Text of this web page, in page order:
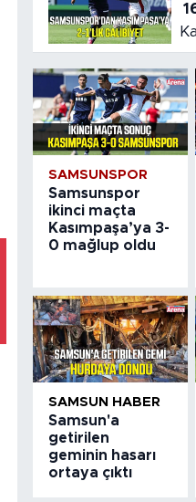
SAMSUNSPOR
Samsunspor
ikinci maçta
Kasımpaşa’ya 3-
0 mağlup oldu
SAMSUN HABER
Samsun'a
getirilen
geminin hasarı
ortaya çıktı